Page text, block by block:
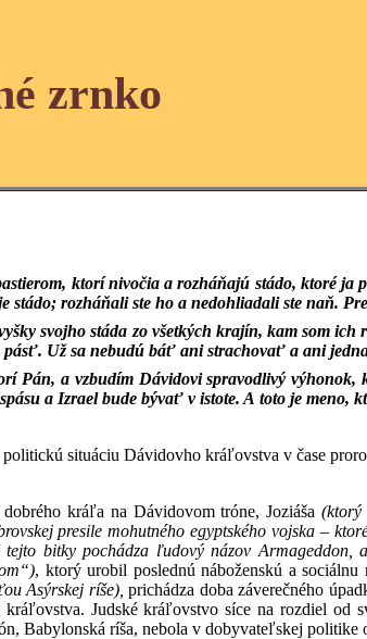
zrnko
ktorí nivočia a rozháňajú stádo, ktoré
stádo; rozháňali ste ho a nedohliadali ste naň.
svojho stáda zo všetkých krajín, kam som
Už sa nebudú báť ani strachovať a ani
Pán, a vzbudím Dávidovi spravodlivý
a Izrael bude bývať v istote. A toto je
situáciu Dávidovho kráľovstva v čase
dobrého kráľa na Dávidovom tróne, Joziáša(ktorý
presile mohutného egyptského vojska –
tejto bitky pochádza ľudový názov
, ktorý urobil poslednú náboženskú a
Asýrskej ríše), prichádza doba záverečného
Judské kráľovstvo síce na rozdiel od
Babylonská ríša, nebola v dobyvateľskej politike